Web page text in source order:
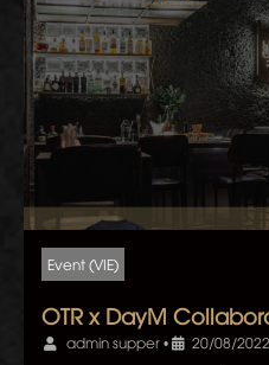
Event (VIE)
OTR x DayM
admin supper• 20/08/2022